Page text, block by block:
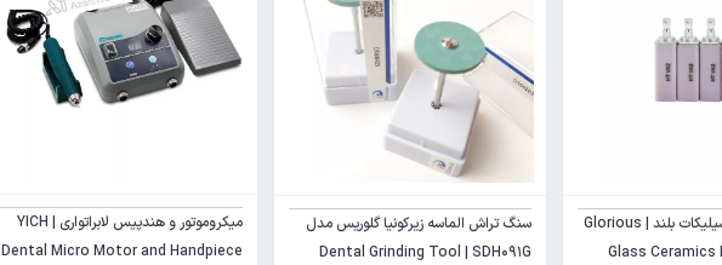
بلاک لیتیوم دی سیلیکات بلند | Glorious
Glass Ceramics
سنگ تراش الماسه زیرکونیا گلوریس مدل
Dental Grinding Tool | SDH091G
میکروموتور و هندپیس لابراتواری | YICH
Dental Micro Motor and Handpiece